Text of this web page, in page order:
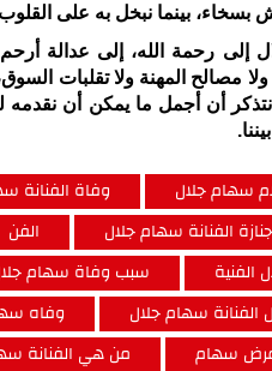
بسخاء، بينما نبخل به على
رحمة الله، إلى عدالة
مصالح المهنة ولا تقلبات
أن أجمل ما يمكن أن نقدمه
.
وفاة الفنانة
سهام جلال
الفن
جنازة الفنانة سهام جلال
سبب وفاة سهام
الفنية
وفاه
الفنانة سهام جلال
من هي الفنانة
سهام